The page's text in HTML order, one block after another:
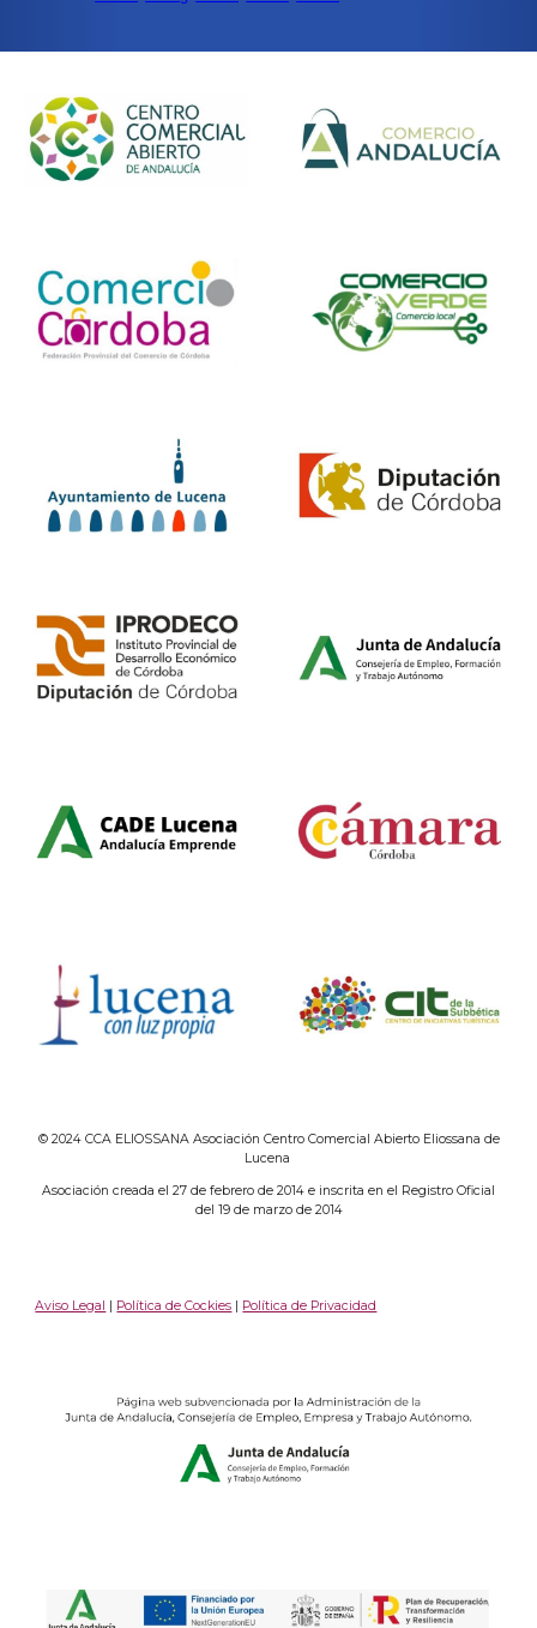
© 2024 CCA ELIOSSANA Asociación Centro Comercial Abierto Eliossana de
Lucena
Asociación creada el 27 de febrero de 2014 e inscrita en el Registro Oficial
del 19 de marzo de 2014
Aviso Legal | Política de Cockies | Política de Privacidad